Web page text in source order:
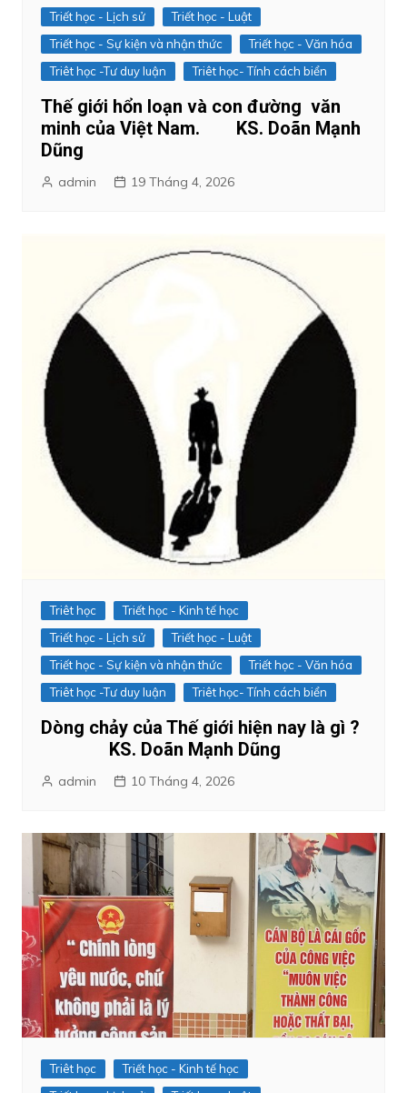
Triết học - Lịch sử
Triết học - Luật
Triết học - Sự kiện và nhận thức
Triết học - Văn hóa
Triêt học -Tư duy luận
Triêt học- Tính cách biển
Thế giới hổn loạn và con đường văn
minh của Việt Nam. KS. Doãn Mạnh
Dũng
admin 19 Tháng 4, 2026
Triêt học
Triết học - Kinh tế học
Triết học - Lịch sử
Triết học - Luật
Triết học - Sự kiện và nhận thức
Triết học - Văn hóa
Triêt học -Tư duy luận
Triêt học- Tính cách biển
Dòng chảy của Thế giới hiện nay là gì ?
KS. Doãn Mạnh Dũng
admin 10 Tháng 4, 2026
Triêt học
Triết học - Kinh tế học